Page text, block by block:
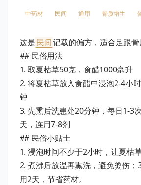
中药材 民间 通用 骨质增生
这是民间记载的偏方，适合足跟骨
## 民俗用法
1. 取夏枯草50克，食醋1000毫升
2. 将夏枯草放入食醋中浸泡2-4小
钟
3. 先熏后洗患处20分钟，每日1-3
天，连用7-8剂
## 民俗小贴士
1. 浸泡时间不少于2小时，让夏枯
2. 煮沸后放温再熏洗，避免烫伤；
用2天，节省药材。